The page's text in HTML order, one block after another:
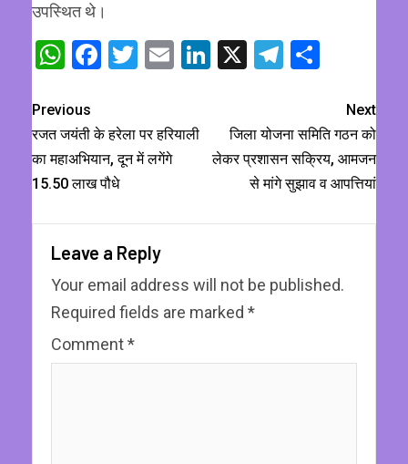
उपस्थित थे।
WhatsApp
Facebook
Twitter
EmailLinkedIn
X Telegram
Previous
रजत जयंती के हरेला पर हरियाली
का महाअभियान, दून में लगेंगे
15.50 लाख पौधे
Next
जिला योजना समिति गठन को
लेकर प्रशासन सक्रिय, आमजन
से मांगे सुझाव व आपत्तियां
Leave a Reply
Your email address will not be published.
Required fields are marked *
Comment*